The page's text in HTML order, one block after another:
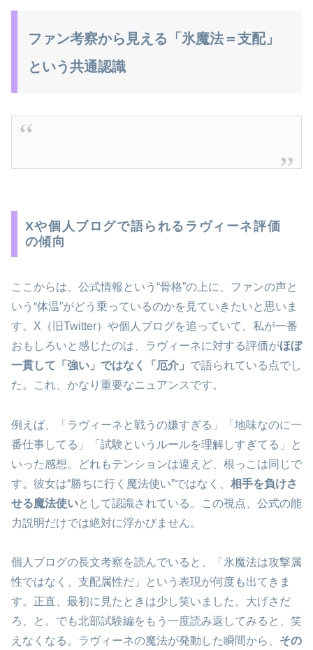
ファン考察から見える「氷魔法＝支配」
という共通認識
Xや個人ブログで語られるラヴィーネ評価
の傾向
ここからは、公式情報という“骨格”の上に、ファンの声と
いう“体温”がどう乗っているのかを見ていきたいと思いま
す。X（旧Twitter）や個人ブログを追っていて、私が一番
おもしろいと感じたのは、ラヴィーネに対する評価がほぼ
一貫して「強い」ではなく「厄介」 で語られている点でし
た。これ、かなり重要なニュアンスです。
例えば、「ラヴィーネと戦うの嫌すぎる」「地味なのに一
番仕事してる」「試験というルールを理解しすぎてる」と
いった感想。どれもテンションは違えど、根っこは同じで
す。彼女は“勝ちに行く魔法使い”ではなく、 相手を負けさ
せる魔法使いとして認識されている。この視点、公式の能
力説明だけでは絶対に浮かびません。
個人ブログの長文考察を読んでいると、「氷魔法は攻撃属
性ではなく、支配属性だ」という表現が何度も出てきま
す。正直、最初に見たときは少し笑いました。大げさだ
ろ、と。でも北部試験編をもう一度読み返してみると、笑
えなくなる。ラヴィーネの魔法が発動した瞬間から、 その